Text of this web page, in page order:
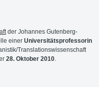
der Johannes Gutenberg-
einer Universitätsprofessorin
Translationswissenschaft
28. Oktober 2010.